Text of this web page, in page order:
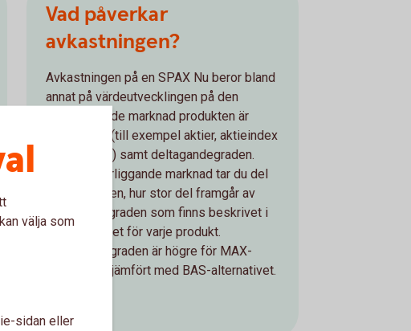
Vad påverkar
avkastningen?
Avkastningen på en SPAX Nu beror bland
annat på värdeutvecklingen på den
underliggande marknad produkten är
kopplad till (till exempel aktier, aktieindex
eller råvaror) samt deltagandegraden.
Stiger underliggande marknad tar du del
av uppgången, hur stor del framgår av
deltagandegraden som finns beskrivet i
produktbladet för varje produkt.
Deltagandegraden är högre för MAX-
alternativet jämfört med BAS-alternativet.
välja som
sidan eller